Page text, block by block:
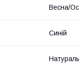
Весна/
Синій